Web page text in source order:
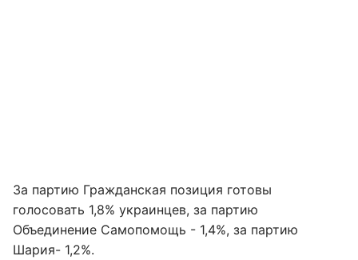
За партию Гражданская позиция готовы
голосовать 1,8% украинцев, за партию
Объединение Самопомощь - 1,4%, за партию
Шария- 1,2%.